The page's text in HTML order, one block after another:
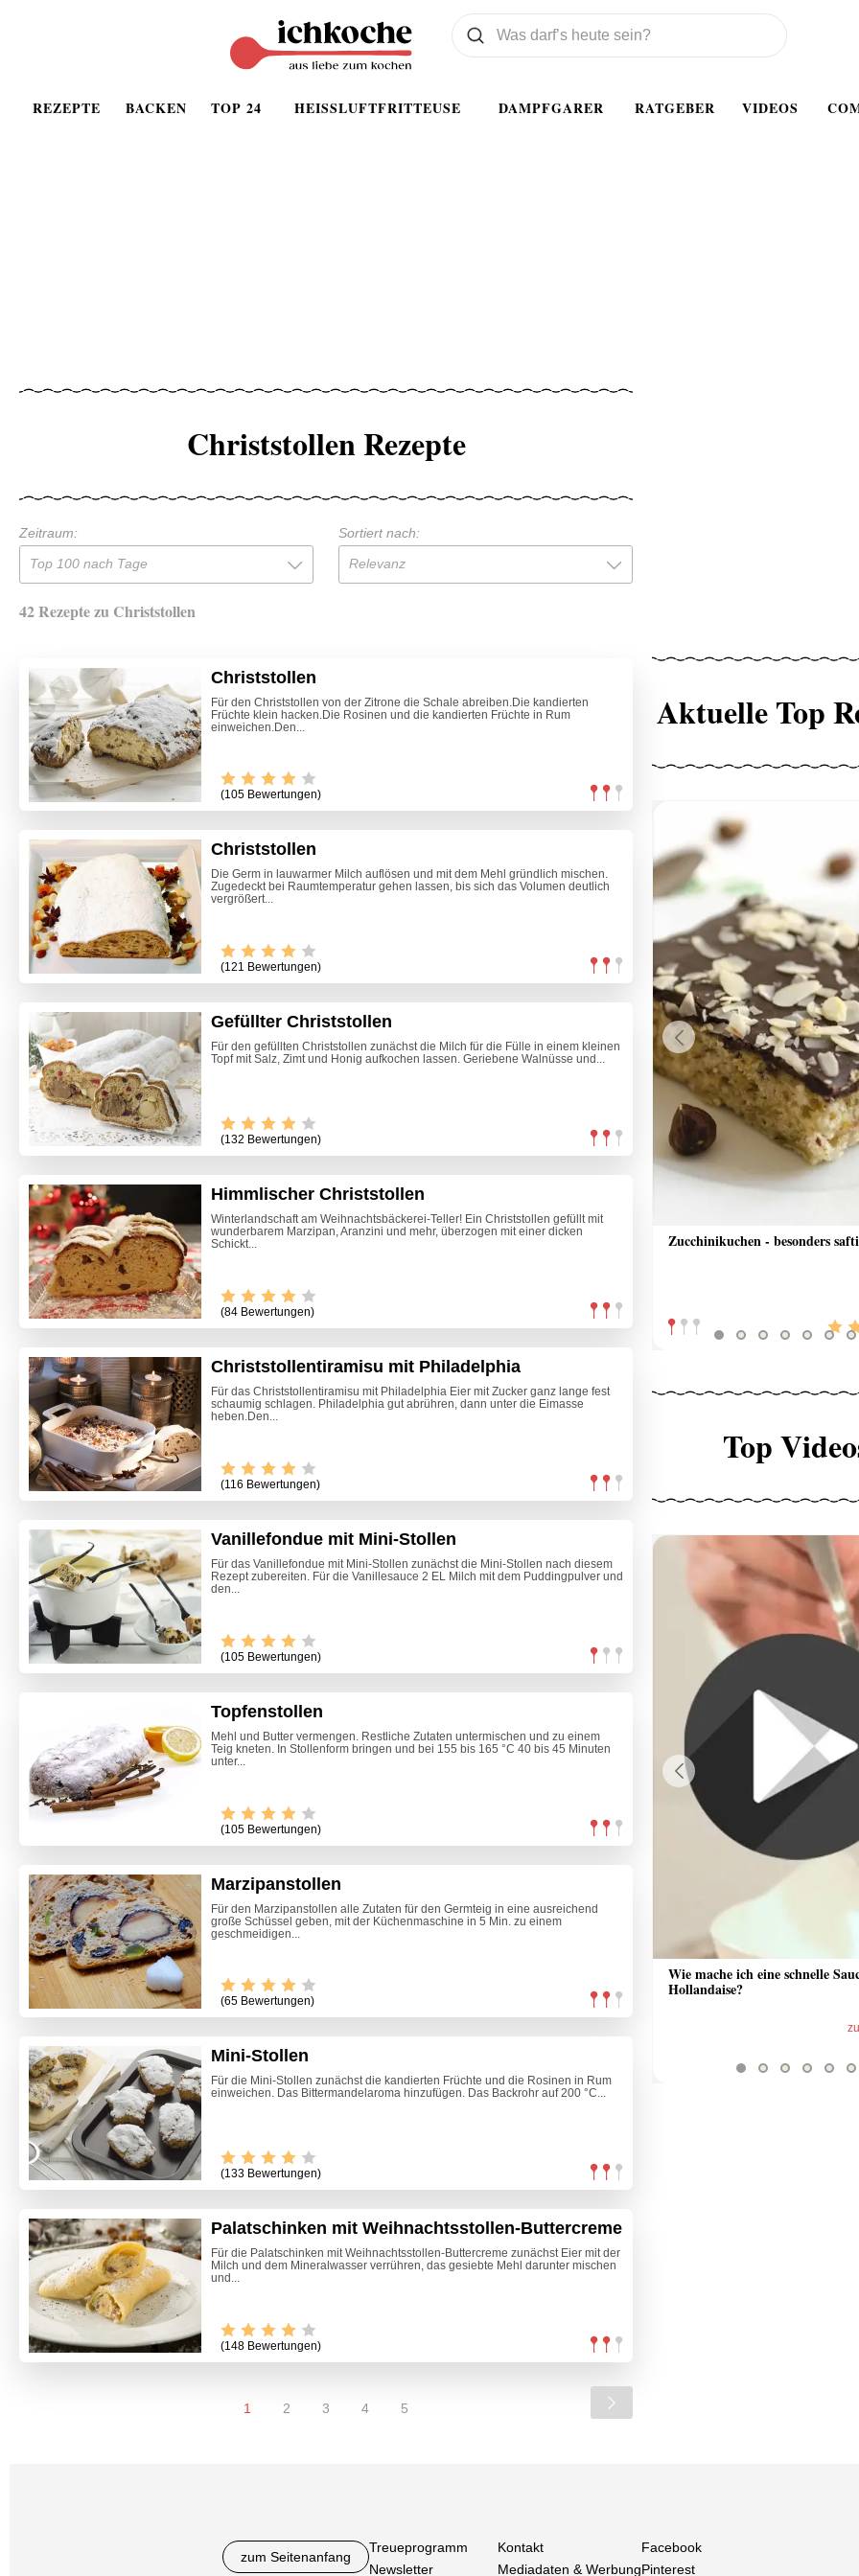
REZEPTE BACKEN TOP 24 HEISSLUFTFRITTEUSE DAMPFGARER RATGEBER VIDEOS
Was wollen Sie suchen
Suchen
Christstollen Rezepte
Zeitraum:
Top 100 nach Tage
Sortiert nach:
Relevanz
42 Rezepte zu Christstollen
Christstollen
Für den Christstollen von der Zitrone die Schale abreiben.Die kandierten
Früchte klein hacken.Die Rosinen und die kandierten Früchte in Rum
einweichen.Den...
(105 Bewertungen)
Christstollen
Die Germ in lauwarmer Milch auflösen und mit dem Mehl gründlich mischen.
Zugedeckt bei Raumtemperatur gehen lassen, bis sich das Volumen deutlich
vergrößert...
(121 Bewertungen)
Gefüllter Christstollen
Für den gefüllten Christstollen zunächst die Milch für die Fülle in einem kleinen
Topf mit Salz, Zimt und Honig aufkochen lassen. Geriebene Walnüsse und...
(132 Bewertungen)
Himmlischer Christstollen
Winterlandschaft am Weihnachtsbäckerei-Teller! Ein Christstollen gefüllt mit
wunderbarem Marzipan, Aranzini und mehr, überzogen mit einer dicken
Schickt...
(84 Bewertungen)
Christstollentiramisu mit Philadelphia
Für das Christstollentiramisu mit Philadelphia Eier mit Zucker ganz lange fest
schaumig schlagen. Philadelphia gut abrühren, dann unter die Eimasse
heben.Den...
(116 Bewertungen)
Vanillefondue mit Mini-Stollen
Für das Vanillefondue mit Mini-Stollen zunächst die Mini-Stollen nach diesem
Rezept zubereiten. Für die Vanillesauce 2 EL Milch mit dem Puddingpulver und
den...
(105 Bewertungen)
Topfenstollen
Mehl und Butter vermengen. Restliche Zutaten untermischen und zu einem
Teig kneten. In Stollenform bringen und bei 155 bis 165 °C 40 bis 45 Minuten
unter...
(105 Bewertungen)
Marzipanstollen
Für den Marzipanstollen alle Zutaten für den Germteig in eine ausreichend
große Schüssel geben, mit der Küchenmaschine in 5 Min. zu einem
geschmeidigen...
(65 Bewertungen)
Mini-Stollen
Für die Mini-Stollen zunächst die kandierten Früchte und die Rosinen in Rum
einweichen. Das Bittermandelaroma hinzufügen. Das Backrohr auf 200 °C...
(133 Bewertungen)
Palatschinken mit Weihnachtsstollen-Buttercreme
Für die Palatschinken mit Weihnachtsstollen-Buttercreme zunächst Eier mit der
Milch und dem Mineralwasser verrühren, das gesiebte Mehl darunter mischen
und...
(148 Bewertungen)
1 2 3 4 5
Aktuelle Top
Zucchinikuchen - besonders
Ofenkartoffel mit Schnittlauchsauce
Previous
Top
Wie mache ich eine schnelle
Hollandaise?
Previous
zum Seitenanfang
Treueprogramm
Newsletter
Kontakt
Mediadaten & Werbung
Facebook
Pinterest